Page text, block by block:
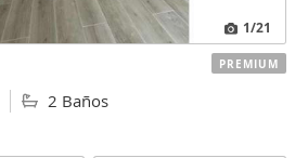
1/21
2 Baños
PREMIUM